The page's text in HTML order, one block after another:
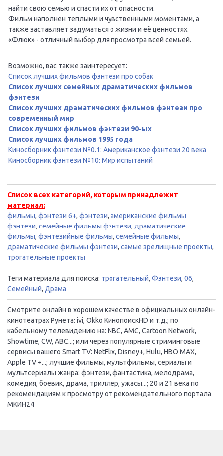
найти свою семью и спасти их от опасности.
Фильм наполнен теплыми и чувственными моментами, а
также заставляет задуматься о жизни и её ценностях.
«Флюк» - отличный выбор для просмотра всей семьей.
Возможно, вас также заинтересует:
Список лучших фильмов фэнтези про собак
Список лучших семейных драматических фильмов
фэнтези
Список лучших драматических фильмов фэнтези про
современный мир
Список лучших фильмов фэнтези 90-ых
Список лучших фильмов 1995 года
Киносборник фэнтези №0.1: Американское фэнтези 20 века
Киносборник фэнтези №10: Мир испытаний
Список всех категорий, которым принадлежит
материал:
фильмы, фэнтези 6+, фэнтези, американские фильмы
фэнтези, семейные фильмы фэнтези, драматические
фильмы, фэнтезийные фильмы, семейные фильмы,
драматические фильмы фэнтези, самые зрелищные проекты,
трогательные проекты
Теги материала для поиска: трогательный, Фэнтези, 06,
Семейный, Драма
Смотрите онлайн в хорошем качестве в официальных онлайн-
кинотеатрах Рунета: ivi, Okko КинопоискHD и т.д.; по
кабельному телевидению на: NBC, AMC, Cartoon Network,
Showtime, CW, ABC...; или через популярные стриминговые
сервисы вашего Smart TV: NetFlix, Disney+, Hulu, HBO MAX,
Apple TV +...; лучшие фильмы, мультфильмы, сериалы и
мультсериалы жанра: фэнтези, фантастика, мелодрама,
комедия, боевик, драма, триллер, ужасы...; 20 и 21 века по
рекомендациям к просмотру от рекомендательного портала
МКИН24